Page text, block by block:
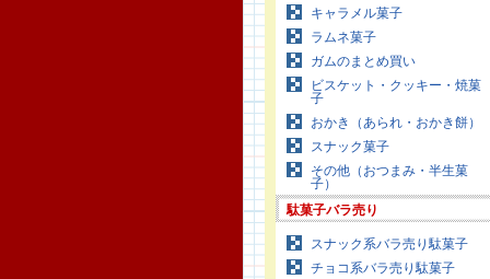
キャラメル菓子
ラムネ菓子
ガムのまとめ買い
ビスケット・クッキー・焼菓
子
おかき（あられ・おかき餅）
スナック菓子
その他（おつまみ・半生菓
子）
駄菓子バラ売り
スナック系バラ売り駄菓子
チョコ系バラ売り駄菓子